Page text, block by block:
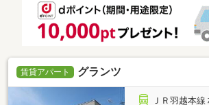
賃貸アパート グランツ
ＪＲ羽越本線